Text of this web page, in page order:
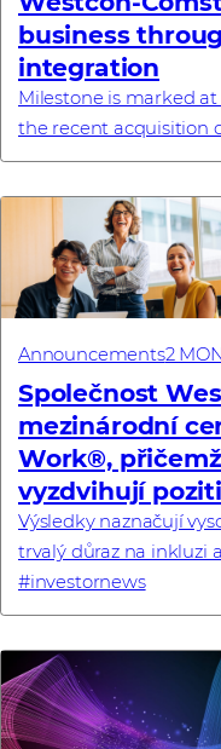
business
integration
Milestone is marked at
the recent acquisition
Announcements2
Společnost
mezinárodní
Work®,
vyzdvihují
Výsledky naznačují
trvalý důraz na inkluzi
#investornews